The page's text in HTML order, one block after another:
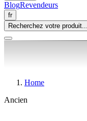
BlogRevendeurs
fr
Recherchez votre produit...
Home
Ancien